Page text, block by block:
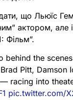
що Льюїс
актором, але
Фільм”.
behind the
Pitt, Damson
racing into
pic.twitter.com/